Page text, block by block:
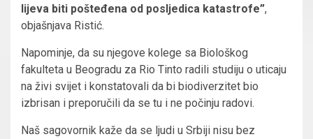
lijeva biti pošteđena od posljedica katastrofe”,
objašnjava Ristić.
Napominje, da su njegove kolege sa Biološkog
fakulteta u Beogradu za Rio Tinto radili studiju o uticaju
na živi svijet i konstatovali da bi biodiverzitet bio
izbrisan i preporučili da se tu i ne počinju radovi.
Naš sagovornik kaže da se ljudi u Srbiji nisu bez